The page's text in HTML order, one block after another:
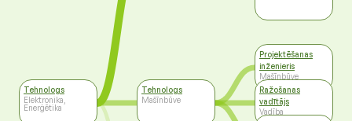
Tehnologs
Elektronika,
Enerģētika
Tehnologs
Mašīnbūve
Projektēšanas
inženieris
Mašīnbūve
Ražošanas
vadītājs
Vadība